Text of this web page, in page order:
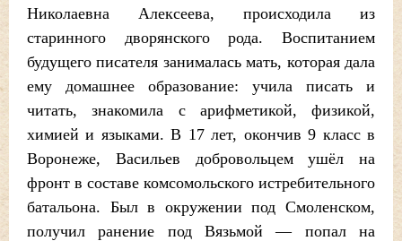
Николаевна Алексеева, происходила из
старинного дворянского рода. Воспитанием
будущего писателя занималась мать, которая дала
ему домашнее образование: учила писать и
читать, знакомила с арифметикой, физикой,
химией и языками. В 17 лет, окончив 9 класс в
Воронеже, Васильев добровольцем ушёл на
фронт в составе комсомольского истребительного
батальона. Был в окружении под Смоленском,
получил ранение под Вязьмой — попал на